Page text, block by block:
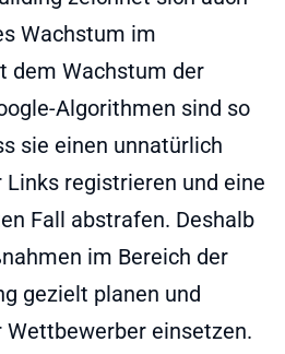
Wachstum im
dem Wachstum der
Algorithmen sind so
sie einen unnatürlich
registrieren und eine
Fall abstrafen. Deshalb
im Bereich der
gezielt planen und
Wettbewerber einsetzen.